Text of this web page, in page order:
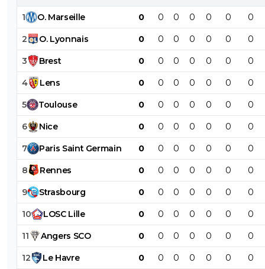
1 O. Marseille 0 0 0 0 0 0 0
2 O. Lyonnais 0 0 0 0 0 0 0
3 Brest 0 0 0 0 0 0 0
4 Lens 0 0 0 0 0 0 0
5 Toulouse 0 0 0 0 0 0 0
6 Nice 0 0 0 0 0 0 0
7 Paris Saint Germain 0 0 0 0 0 0 0
8 Rennes 0 0 0 0 0 0 0
9 Strasbourg 0 0 0 0 0 0 0
10 LOSC Lille 0 0 0 0 0 0 0
11 Angers SCO 0 0 0 0 0 0 0
12 Le Havre 0 0 0 0 0 0 0